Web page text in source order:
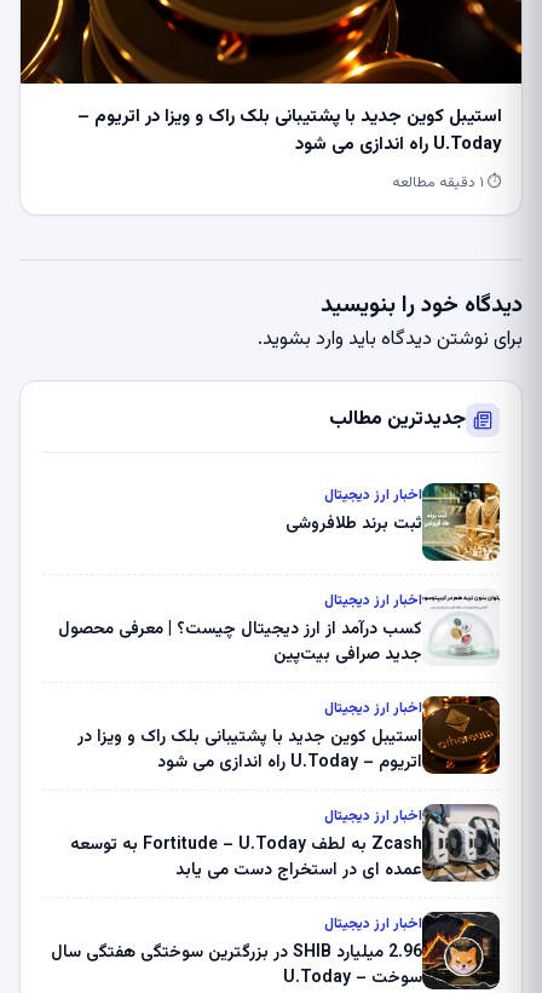
استیبل کوین جدید با پشتیبانی بلک راک و ویزا در اتریوم –
U.Today راه اندازی می شود
⏱ ۱ دقیقه مطالعه
دیدگاه خود را بنویسید
برای نوشتن دیدگاه باید وارد بشوید.
جدیدترین مطالب
اخبار ارز دیجیتال
ثبت برند طلافروشی
اخبار ارز دیجیتال
کسب درآمد از ارز دیجیتال چیست؟ | معرفی محصول
جدید صرافی بیت‌پین
اخبار ارز دیجیتال
استیبل کوین جدید با پشتیبانی بلک راک و ویزا در
اتریوم – U.Today راه اندازی می شود
اخبار ارز دیجیتال
Zcash به لطف Fortitude – U.Today به توسعه
عمده ای در استخراج دست می یابد
اخبار ارز دیجیتال
2.96 میلیارد SHIB در بزرگترین سوختگی هفتگی سال
سوخت – U.Today